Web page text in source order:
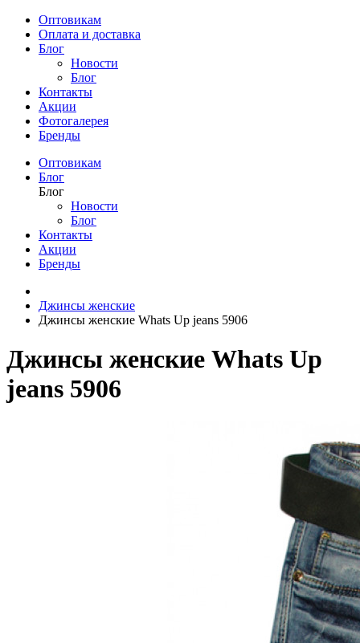
Оптовикам
Оплата и доставка
Блог
Новости
Блог
Контакты
Акции
Фотогалерея
Бренды
Оптовикам
Блог
Блог
Новости
Блог
Контакты
Акции
Бренды
Джинсы женские
Джинсы женские Whats Up jeans 5906
Джинсы женские Whats Up
jeans 5906